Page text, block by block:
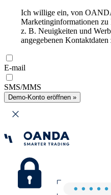
Ich willige ein, von
Marketinginformationen zu
z. B. Neuigkeiten und
angegebenen Kontaktdaten
E-mail
SMS/MMS
Demo-Konto eröffnen »